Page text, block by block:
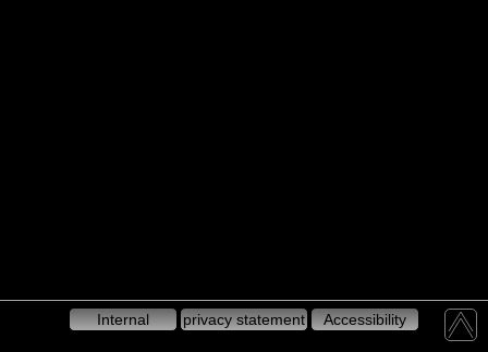
Internal privacy statement Accessibility